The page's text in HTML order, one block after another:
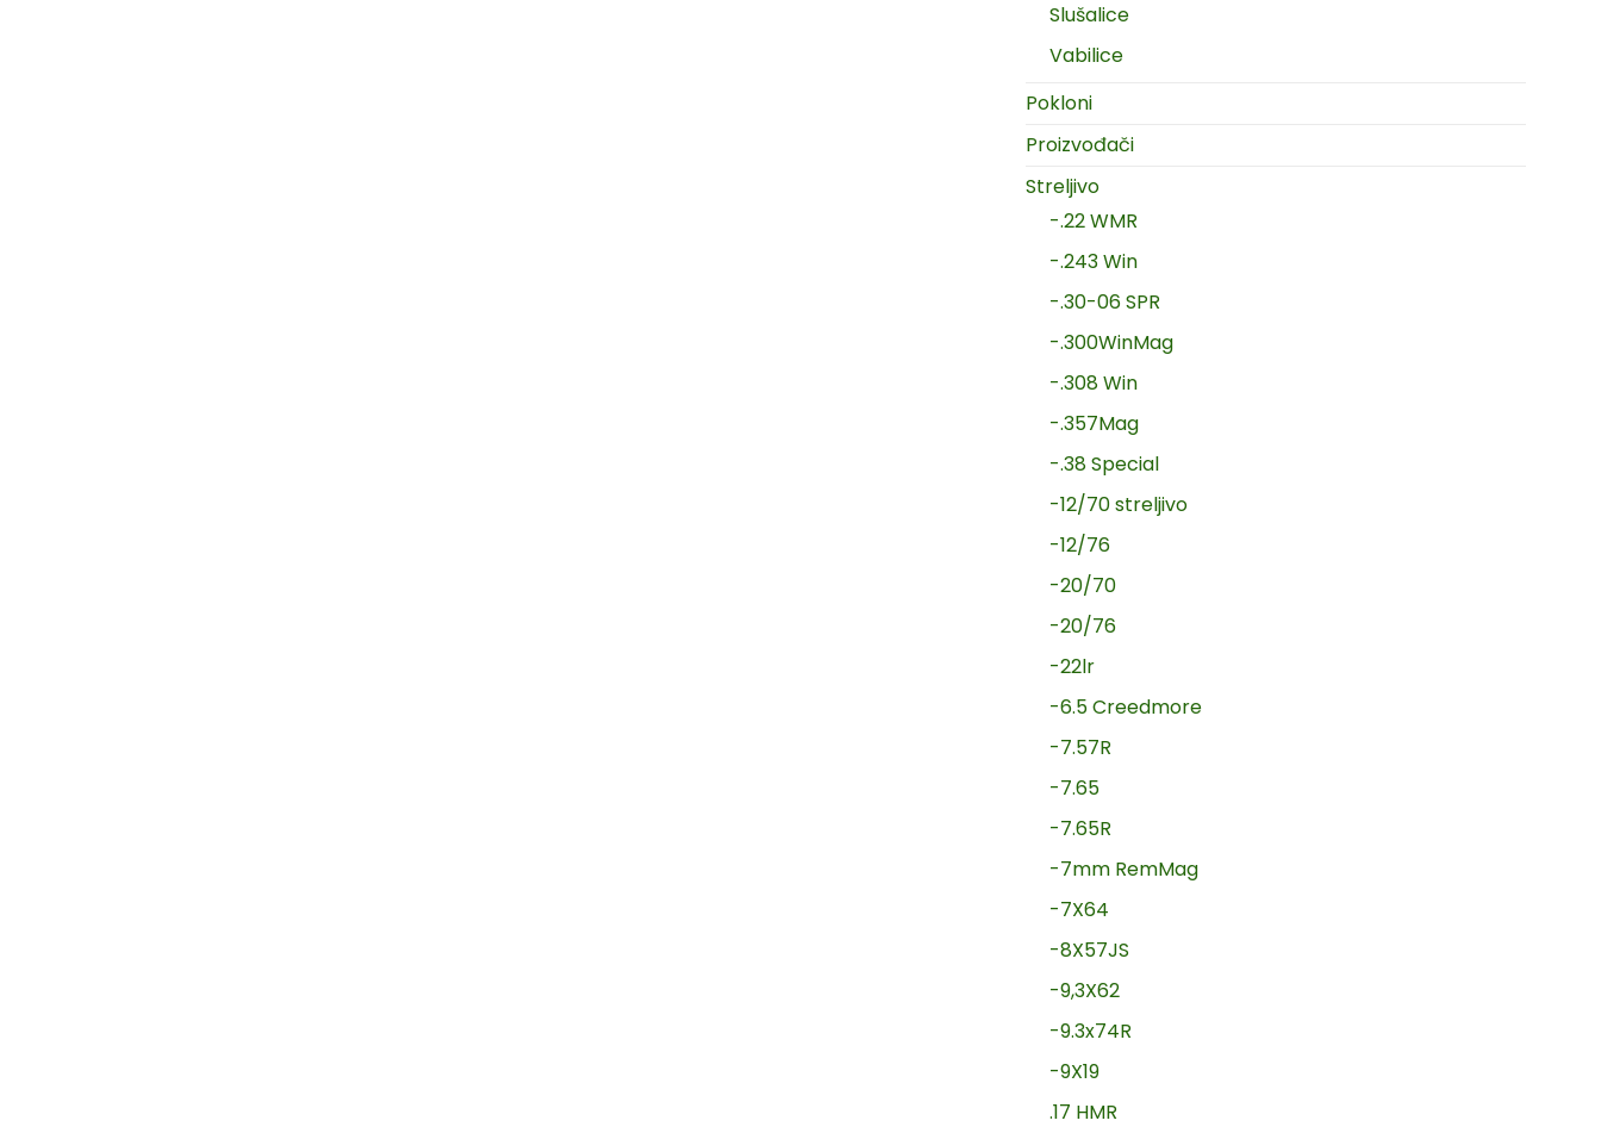
Slušalice
Vabilice
Pokloni
Proizvođači
Streljivo
-.22 WMR
-.243 Win
-.30-06 SPR
-.300WinMag
-.308 Win
-.357Mag
-.38 Special
-12/70 streljivo
-12/76
-20/70
-20/76
-22lr
-6.5 Creedmore
-7.57R
-7.65
-7.65R
-7mm RemMag
-7X64
-8X57JS
-9,3X62
-9.3x74R
-9X19
.17 HMR